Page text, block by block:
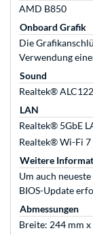
AMD B850
Onboard Grafik
Die
Verwendung
Sound
Realtek®
LAN
Realtek® 5GbE
Realtek® Wi-Fi 7
Weitere
Um auch
BIOS-Update
Abmessungen
Breite: 244 mm